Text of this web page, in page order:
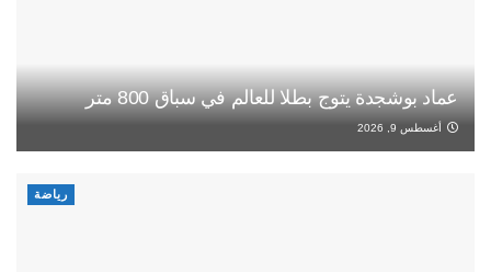
عماد بوشجدة يتوج بطلا للعالم في سباق 800 متر
أغسطس 9, 2026
رياضة